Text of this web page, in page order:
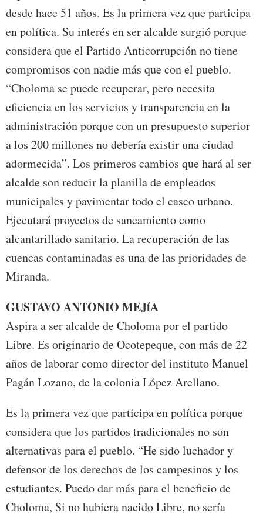
desde hace 51 años. Es la primera vez que participa
en política. Su interés en ser alcalde surgió porque
considera que el Partido Anticorrupción no tiene
compromisos con nadie más que con el pueblo.
“Choloma se puede recuperar, pero necesita
eficiencia en los servicios y transparencia en la
administración porque con un presupuesto superior
a los 200 millones no debería existir una ciudad
adormecida”. Los primeros cambios que hará al ser
alcalde son reducir la planilla de empleados
municipales y pavimentar todo el casco urbano.
Ejecutará proyectos de saneamiento como
alcantarillado sanitario. La recuperación de las
cuencas contaminadas es una de las prioridades de
Miranda.
GUSTAVO ANTONIO MEJíA
Aspira a ser alcalde de Choloma por el partido
Libre. Es originario de Ocotepeque, con más de 22
años de laborar como director del instituto Manuel
Pagán Lozano, de la colonia López Arellano.
Es la primera vez que participa en política porque
considera que los partidos tradicionales no son
alternativas para el pueblo. “He sido luchador y
defensor de los derechos de los campesinos y los
estudiantes. Puedo dar más para el beneficio de
Choloma, Si no hubiera nacido Libre, no sería